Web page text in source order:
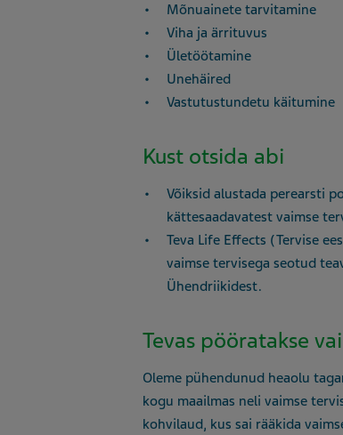
Mõnuainete tarvitamine
Viha ja ärrituvus
Ületöötamine
Unehäired
Vastutustundetu käitumine
Kust otsida abi
Võiksid alustada perearsti
kättesaadavatest vaimse
Teva Life Effects (Tervise
vaimse tervisega seotud
Ühendriikidest.
Tevas pööratakse
Oleme pühendunud heaolu
kogu maailmas neli vaimse
kohvilaud, kus sai rääkida